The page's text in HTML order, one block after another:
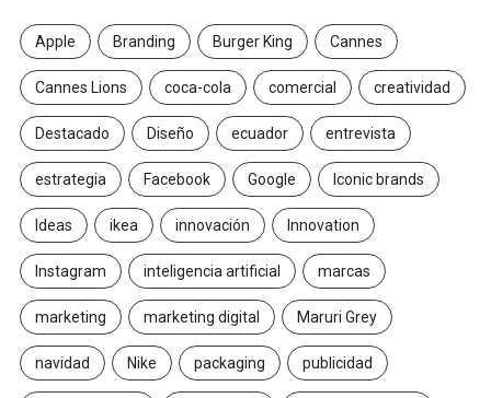
Apple Branding Burger King Cannes
Cannes Lions coca-cola comercial creatividad
Destacado Diseño ecuador entrevista
estrategia Facebook Google Iconic brands
Ideas ikea innovación Innovation
Instagram inteligencia artificial marcas
marketing marketing digital Maruri Grey
navidad Nike packaging publicidad